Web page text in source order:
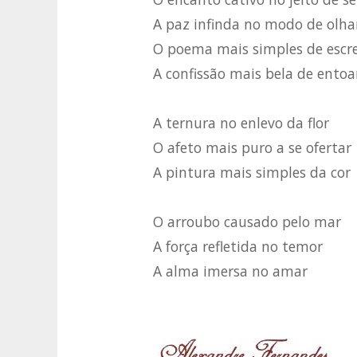
A paz infinda no modo de
O poema mais simples de
A confissão mais bela de
A ternura no enlevo da flor
O afeto mais puro a se ofertar
A pintura mais simples da cor
O arroubo causado pelo mar
A força refletida no temor
A alma imersa no amar